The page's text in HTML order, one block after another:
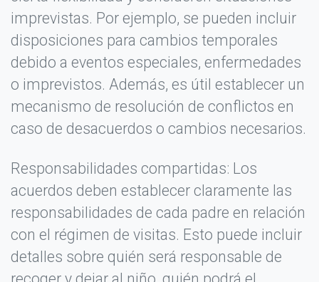
imprevistas. Por ejemplo, se pueden incluir
disposiciones para cambios temporales
debido a eventos especiales, enfermedades
o imprevistos. Además, es útil establecer un
mecanismo de resolución de conflictos en
caso de desacuerdos o cambios necesarios.
Responsabilidades compartidas: Los
acuerdos deben establecer claramente las
responsabilidades de cada padre en relación
con el régimen de visitas. Esto puede incluir
detalles sobre quién será responsable de
Escribir tu opinión
Calificación *
★
★
★
★
★
Tu Nombre o Apodo *